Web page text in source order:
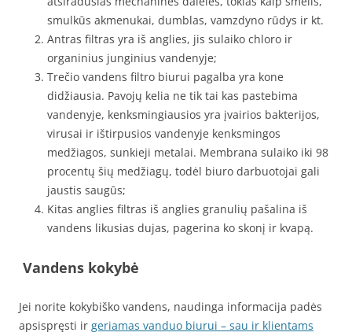
smulkūs akmenukai, dumblas, vamzdyno rūdys ir kt.
Antras filtras yra iš anglies, jis sulaiko chloro ir
organinius junginius vandenyje;
Trečio vandens filtro biurui pagalba yra kone
didžiausia. Pavojų kelia ne tik tai kas pastebima
vandenyje, kenksmingiausios yra įvairios bakterijos,
virusai ir ištirpusios vandenyje kenksmingos
medžiagos, sunkieji metalai. Membrana sulaiko iki 98
procentų šių medžiagų, todėl biuro darbuotojai gali
jaustis saugūs;
Kitas anglies filtras iš anglies granulių pašalina iš
vandens likusias dujas, pagerina ko skonį ir kvapą.
Vandens kokybė
Jei norite kokybiško vandens, naudinga informacija padės
apsispręsti ir geriamas vanduo biurui – sau ir klientams